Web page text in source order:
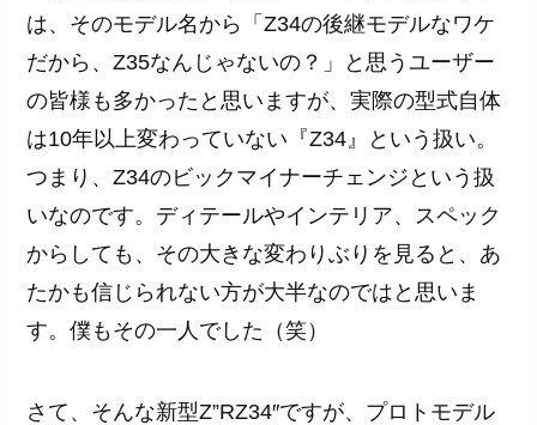
は、そのモデル名から「Z34の後継モデルなワケ
だから、Z35なんじゃないの？」と思うユーザー
の皆様も多かったと思いますが、実際の型式自体
は10年以上変わっていない『Z34』という扱い。
つまり、Z34のビックマイナーチェンジという扱
いなのです。ディテールやインテリア、スペック
からしても、その大きな変わりぶりを見ると、あ
たかも信じられない方が大半なのではと思いま
す。僕もその一人でした（笑）
さて、そんな新型Z”RZ34″ですが、プロトモデル